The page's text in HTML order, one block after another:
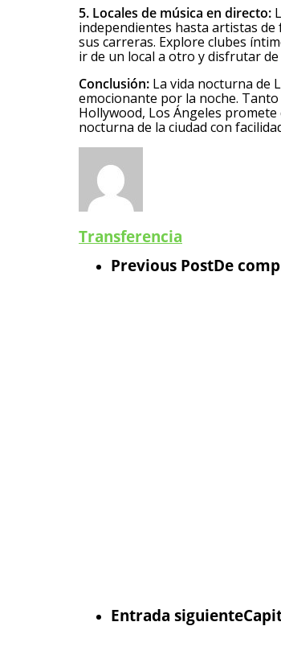
5. Locales de música en directo:
independientes hasta artistas
sus carreras. Explore clubes
ir de un local a otro y disfrutar
Conclusión: La vida nocturna de
emocionante por la noche.
Hollywood, Los Ángeles
nocturna de la ciudad con
Transferencia
Previous PostDe
Entrada siguiente